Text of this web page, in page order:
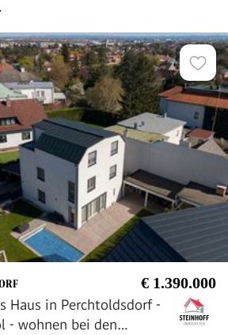
€ 1.390.000
Haus in Perchtoldsdorf -
- wohnen bei den